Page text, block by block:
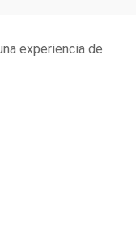
experiencia de